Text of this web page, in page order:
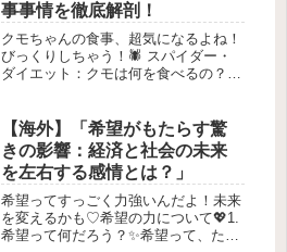
事事情を徹底解剖！
クモちゃんの食事、超気になるよね！
びっくりしちゃう！🕷️ スパイダー・
ダイエット：クモは何を食べるの？ク
を助ける存在でもあるんだよ！✨ クモ
は他の昆虫を食べることで、病気を...
【海外】「希望がもたらす驚
きの影響：経済と社会の未来
を左右する感情とは？」
希望ってすっごく力強いんだよ！未来
を変えるかも♡希望の力について💖1.
希望って何だろう？✨希望って、ただ